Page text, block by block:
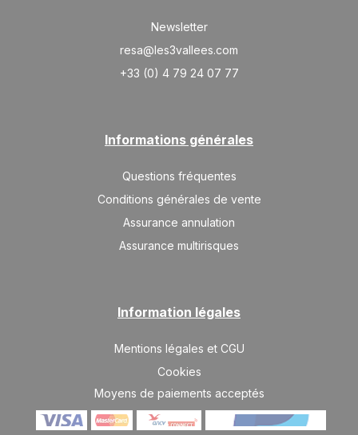
Newsletter
resa@les3vallees.com
+33 (0) 4 79 24 07 77
Informations générales
Questions fréquentes
Conditions générales de vente
Assurance annulation
Assurance multirisques
Information légales
Mentions légales et CGU
Cookies
Moyens de paiements acceptés